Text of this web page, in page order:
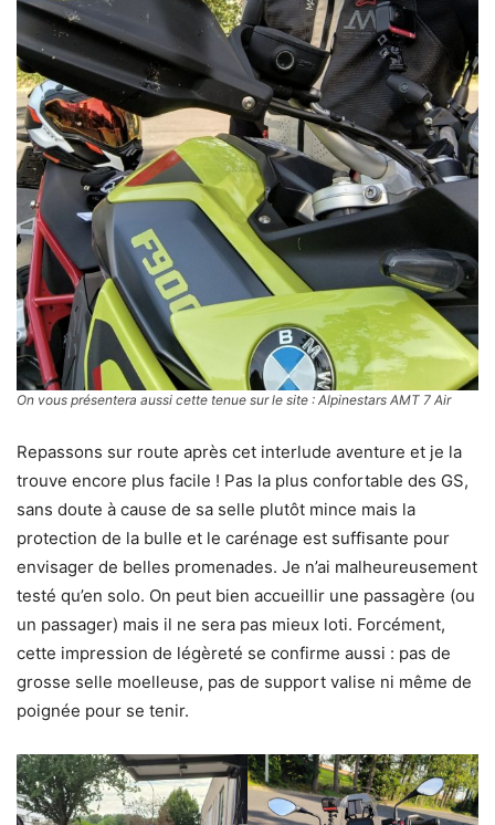
On vous présentera aussi cette tenue sur le site : Alpinestars AMT 7 Air
Repassons sur route après cet interlude aventure et je la
trouve encore plus facile ! Pas la plus confortable des GS,
sans doute à cause de sa selle plutôt mince mais la
protection de la bulle et le carénage est suffisante pour
envisager de belles promenades. Je n’ai malheureusement
testé qu’en solo. On peut bien accueillir une passagère (ou
un passager) mais il ne sera pas mieux loti. Forcément,
cette impression de légèreté se confirme aussi : pas de
grosse selle moelleuse, pas de support valise ni même de
poignée pour se tenir.